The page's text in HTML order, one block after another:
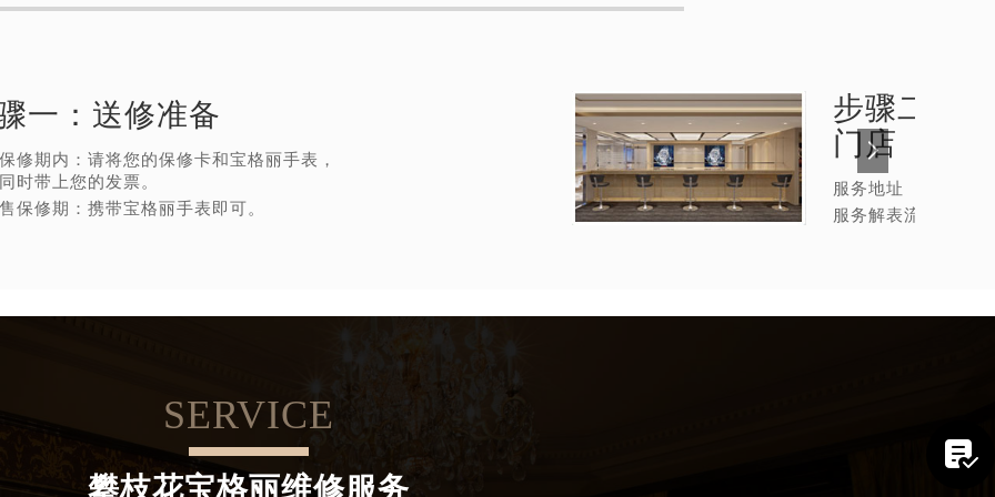
一： 送修准备
修期内：请将您的保修卡和宝格丽手表，
时带上您的发票。
保修期：携带宝格丽手表即可。
步骤二：
门店
服务地址
服务解表流程
SERVICE
攀枝花宝格丽维修服务
